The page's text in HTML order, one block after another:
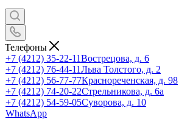
Телефоны
+7 (4212) 35-22-11Вострецова, д. 6
+7 (4212) 76-44-11Льва Толстого, д. 2
+7 (4212) 56-77-77Краснореченская, д. 98
+7 (4212) 74-20-22Стрельникова, д. 6а
+7 (4212) 54-59-05Суворова, д. 10
WhatsApp